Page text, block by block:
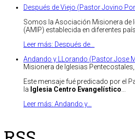
Después de Viejo (Pastor Jovino
Somos la Asociación Misionera de
(AMIP) establecida en diferentes
Leer más: Después de...
Andando y LLorando (Pastor Jose
Misionera de Iglesias Pentecostales,
Este mensaje fué predicado por el
la Iglesia Centro Evangelístico
Leer más: Andando y...